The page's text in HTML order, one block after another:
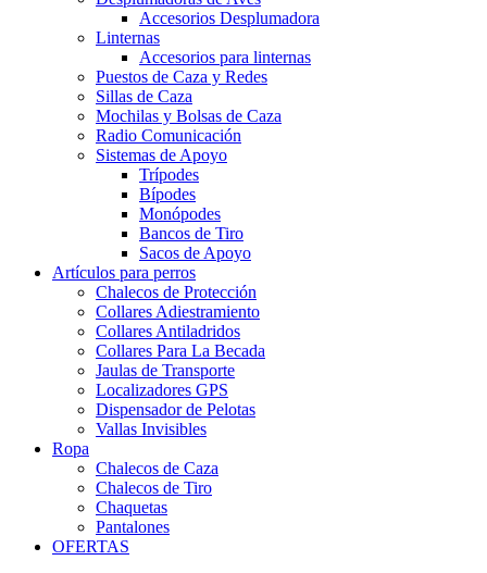
Accesorios Desplumadora
Linternas
Accesorios para linternas
Puestos de Caza y Redes
Sillas de Caza
Mochilas y Bolsas de Caza
Radio Comunicación
Sistemas de Apoyo
Trípodes
Bípodes
Monópodes
Bancos de Tiro
Sacos de Apoyo
Artículos para perros
Chalecos de Protección
Collares Adiestramiento
Collares Antiladridos
Collares Para La Becada
Jaulas de Transporte
Localizadores GPS
Dispensador de Pelotas
Vallas Invisibles
Ropa
Chalecos de Caza
Chalecos de Tiro
Chaquetas
Pantalones
OFERTAS